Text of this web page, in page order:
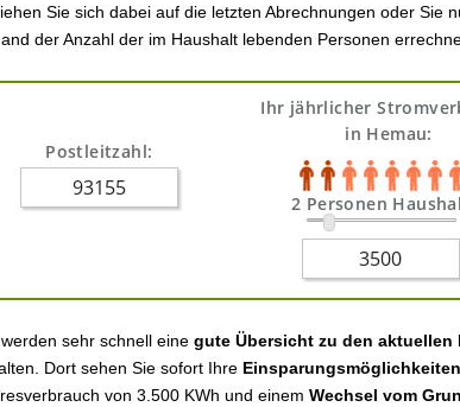
Sie sich dabei auf die letzten Abrechnungen oder Sie
der Anzahl der im Haushalt lebenden Personen
Postleitzahl:
Ihr jährlicher
in Hemau:
2 Personen
sehr schnell eine gute Übersicht zu den aktuellen
Dort sehen Sie sofort Ihre Einsparungsmöglichkeiten
von 3.500 KWh und einem Wechsel vom